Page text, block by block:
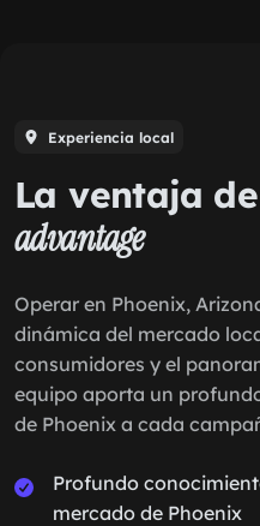
Experiencia local
La ventaja
advantage
Operar en Phoenix,
dinámica del mercado
consumidores y el
equipo aporta un
de Phoenix a cada
Profundo
mercado de Phoenix